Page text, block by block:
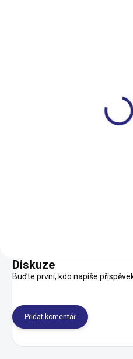
Diskuze
Buďte první, kdo napíše
Přidat komentář